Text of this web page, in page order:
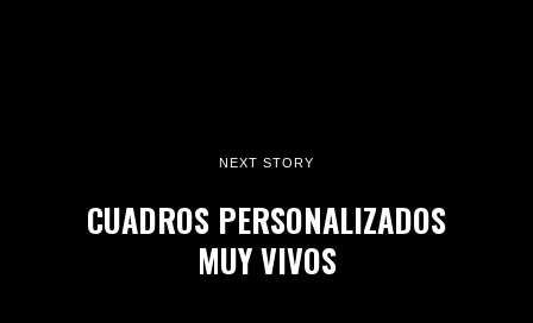
NEXT STORY
CUADROS PERSONALIZADOS
MUY VIVOS